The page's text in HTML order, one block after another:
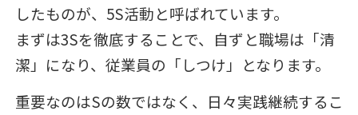
したものが、5S活動と呼ばれています。
まずは3Sを徹底することで、自ずと職場は「清
潔」になり、従業員の「しつけ」となります。
重要なのはSの数ではなく、日々実践継続するこ